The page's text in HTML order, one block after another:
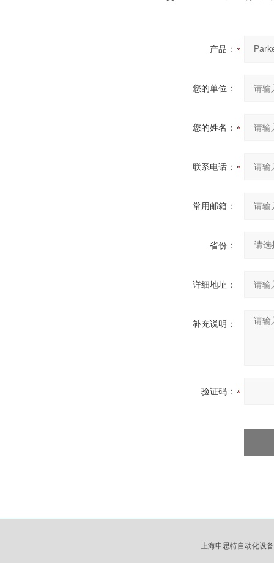
产品：
您的单位：
您的姓名：
联系电话：
常用邮箱：
省份：
详细地址：
补充说明：
验证码：
上海申思特自动化设